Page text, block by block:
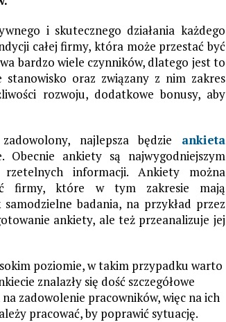
i skutecznego działania każdego
całej firmy, która może przestać być
bardzo wiele czynników, dlatego jest to
oraz związany z nim zakres
rozwoju, dodatkowe bonusy, aby
najlepsza będzie ankieta
Obecnie ankiety są najwygodniejszym
informacji. Ankiety można
firmy, które w tym zakresie mają
badania, na przykład przez
ankiety, ale też przeanalizuje jej
poziomie, w takim przypadku warto
znalazły się dość szczegółowe
zadowolenie pracowników, więc na ich
pracować, by poprawić sytuację.